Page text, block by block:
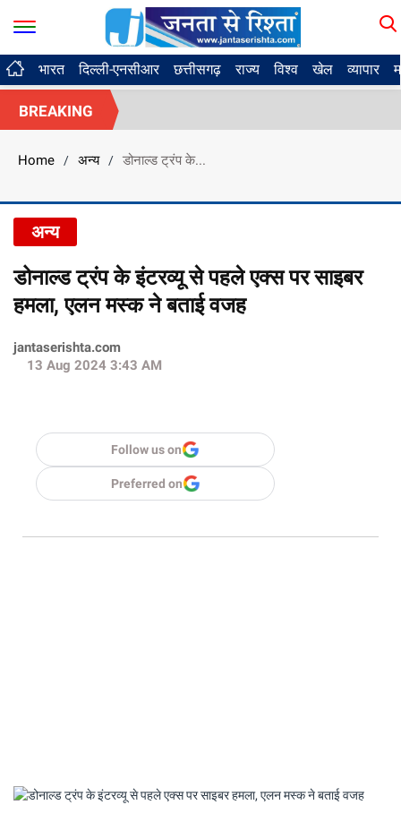
भारत दिल्ली-एनसीआर छत्तीसगढ़ राज्य विश्व खेल व्यापार
BREAKING
Home / अन्य / डोनाल्ड ट्रंप के...
अन्य
डोनाल्ड ट्रंप के इंटरव्यू से पहले एक्स पर साइबर
हमला, एलन मस्क ने बताई वजह
jantaserishta.com
13 Aug 2024 3:43 AM
Follow us on
Preferred on